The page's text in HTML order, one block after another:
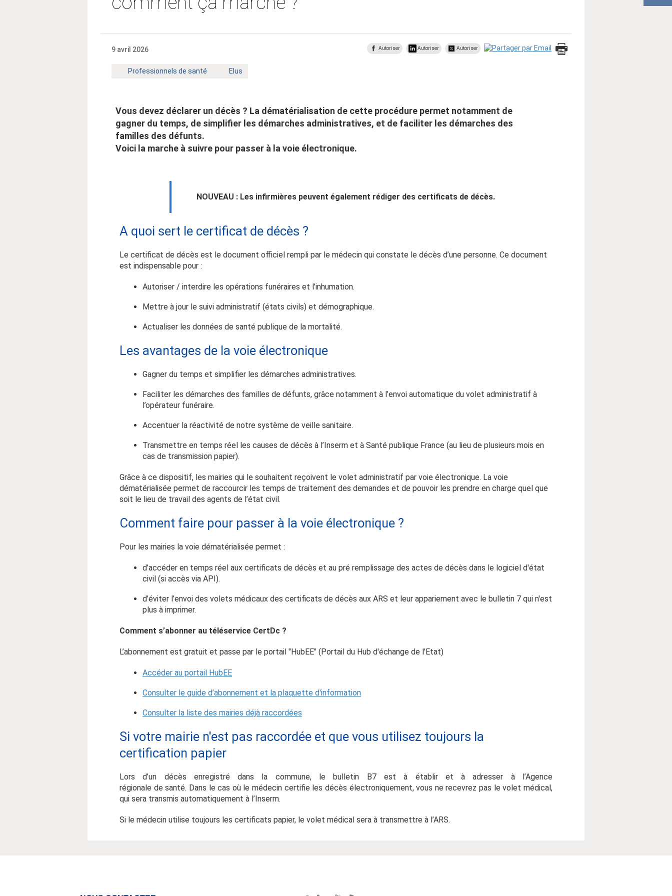
9 avril 2026 Autoriser Autoriser Autoriser
Mot
Professionnels de santé
Mot
Elus
Vous devez déclarer un décès ? La dématérialisation de cette procédure permet notamment de
gagner du temps, de simplifier les démarches administratives, et de faciliter les démarches des
familles des défunts.
Voici la marche à suivre pour passer à la voie électronique.
NOUVEAU : Les infirmières peuvent également rédiger des certificats de décès.
A quoi sert le certificat de décès ?
Le certificat de décès est le document officiel rempli par le médecin qui constate le décès d’une personne. Ce document
est indispensable pour :
Autoriser / interdire les opérations funéraires et l’inhumation.
Mettre à jour le suivi administratif (états civils) et démographique.
Actualiser les données de santé publique de la mortalité.
Les avantages de la voie électronique
Gagner du temps et simplifier les démarches administratives.
Faciliter les démarches des familles de défunts, grâce notamment à l’envoi automatique du volet administratif à
l’opérateur funéraire.
Accentuer la réactivité de notre système de veille sanitaire.
Transmettre en temps réel les causes de décès à l’Inserm et à Santé publique France (au lieu de plusieurs mois en
cas de transmission papier).
Grâce à ce dispositif, les mairies qui le souhaitent reçoivent le volet administratif par voie électronique. La voie
dématérialisée permet de raccourcir les temps de traitement des demandes et de pouvoir les prendre en charge quel que
soit le lieu de travail des agents de l’état civil.
Comment faire pour passer à la voie électronique ?
Pour les mairies la voie dématérialisée permet :
d’accéder en temps réel aux certificats de décès et au pré remplissage des actes de décès dans le logiciel d'état
civil (si accès via API).
d’éviter l’envoi des volets médicaux des certificats de décès aux ARS et leur appariement avec le bulletin 7 qui n'est
plus à imprimer.
Comment s’abonner au téléservice CertDc ?
L’abonnement est gratuit et passe par le portail "HubEE" (Portail du Hub d'échange de l'Etat)
Accéder au portail HubEE
Consulter le guide d’abonnement et la plaquette d'information
Consulter la liste des mairies déjà raccordées
Si votre mairie n'est pas raccordée et que vous utilisez toujours la
certification papier
Lors d’un décès enregistré dans la commune, le bulletin B7 est à établir et à adresser à l’Agence
régionale de santé. Dans le cas où le médecin certifie les décès électroniquement, vous ne recevrez pas le volet médical,
qui sera transmis automatiquement à l’Inserm.
Si le médecin utilise toujours les certificats papier, le volet médical sera à transmettre à l’ARS.